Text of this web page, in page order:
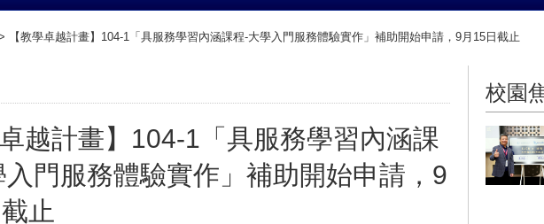
【教學卓越計畫】104-1「具服務學習內涵課程-大學入門服務體驗實作」補助開始申請，9月15日截止
卓越計畫】104-1「具服務學習內涵課
門服務體驗實作」補助開始申請，9
止
校園